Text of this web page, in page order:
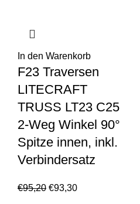
In den Warenkorb
F23 Traversen
LITECRAFT
TRUSS LT23 C25
2-Weg Winkel 90°
Spitze innen, inkl.
Verbindersatz
€95,20 €93,30